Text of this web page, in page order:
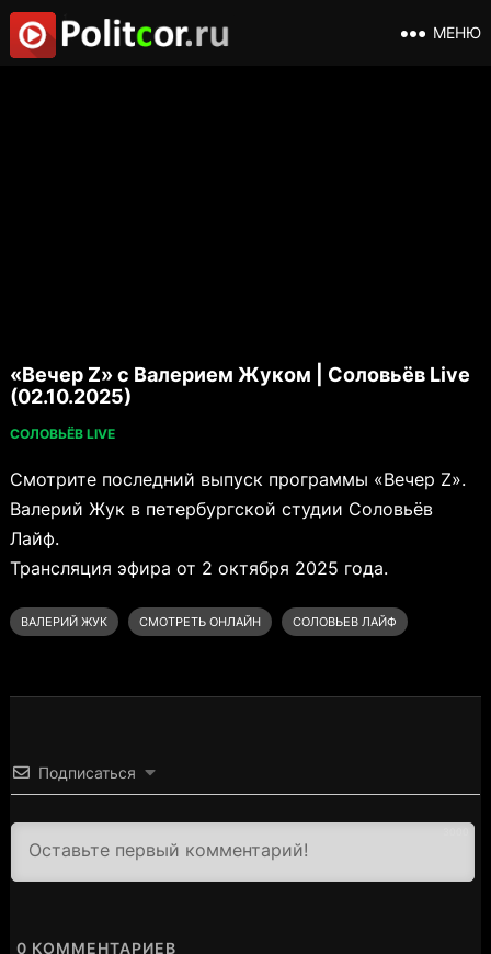
МЕНЮ
«Вечер Z» с Валерием Жуком | Соловьёв Live
(02.10.2025)
СОЛОВЬЁВ LIVE
Смотрите последний выпуск программы «Вечер Z».
Валерий Жук в петербургской студии Соловьёв
Лайф.
Трансляция эфира от 2 октября 2025 года.
ВАЛЕРИЙ ЖУК СМОТРЕТЬ ОНЛАЙН СОЛОВЬЕВ ЛАЙФ
Подписаться
0 КОММЕНТАРИЕВ